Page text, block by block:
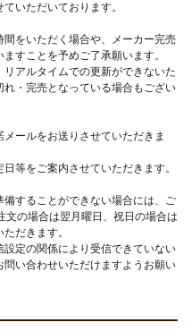
いただいております。
をいただく場合や、メーカー完売
すことを予めご了承願います。
リアルタイムでの更新ができないた
・完売となっている場合もござい
ールをお送りさせていただきま
等をご案内させていただきます。
することができない場合には、ご
の場合は翌月曜日、祝日の場合は
だきます。
定の関係により受信できていない
い合わせいただけますようお願い